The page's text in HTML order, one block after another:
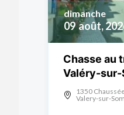
09 août,
dimanche
Chasse au
Valéry-sur-
1350
Valery-sur-